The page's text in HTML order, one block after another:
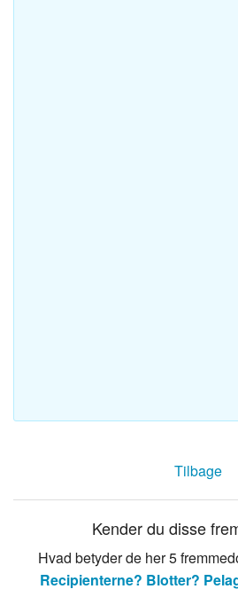
Tilbage
Kender du disse
Hvad betyder de her 5
Recipienterne? Blotter?